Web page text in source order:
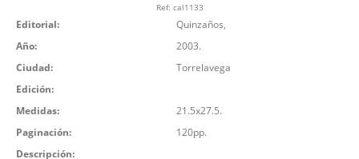
Ref: cal1133
Editorial:
Quinzaños,
Año:
2003.
Ciudad:
Torrelavega
Edición:
Medidas:
21.5x27.5.
Paginación:
120pp.
Descripción: